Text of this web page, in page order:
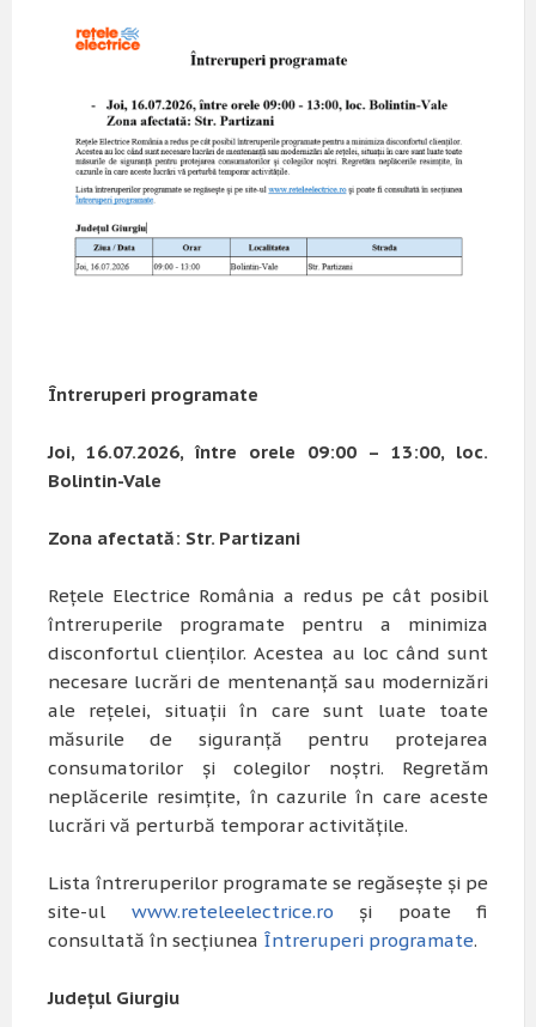
Întreruperi programate
Joi, 16.07.2026, între orele 09:00 – 13:00, loc.
Bolintin-Vale
Zona afectată: Str. Partizani
Rețele Electrice România a redus pe cât posibil
întreruperile programate pentru a minimiza
disconfortul clienților. Acestea au loc când sunt
necesare lucrări de mentenanță sau modernizări
ale rețelei, situații în care sunt luate toate
măsurile de siguranță pentru protejarea
consumatorilor și colegilor noștri. Regretăm
neplăcerile resimțite, în cazurile în care aceste
lucrări vă perturbă temporar activitățile.
Lista întreruperilor programate se regăsește și pe
site-ul www.reteleelectrice.ro și poate fi
consultată în secțiunea Întreruperi programate.
Județul Giurgiu